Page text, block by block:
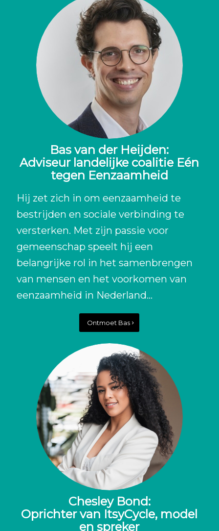
Bas van der Heijden:
Adviseur landelijke coalitie Eén
tegen Eenzaamheid
Hij zet zich in om eenzaamheid te
bestrijden en sociale verbinding te
versterken. Met zijn passie voor
gemeenschap speelt hij een
belangrijke rol in het samenbrengen
van mensen en het voorkomen van
eenzaamheid in Nederland…
Ontmoet Bas
Chesley Bond:
Oprichter van ItsyCycle, model
en spreker